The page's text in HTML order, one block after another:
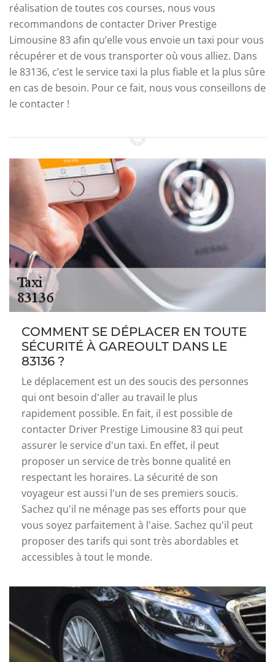
réalisation de toutes cos courses, nous vous
recommandons de contacter Driver Prestige
Limousine 83 afin qu’elle vous envoie un taxi pour vous
récupérer et de vous transporter où vous alliez. Dans
le 83136, c’est le service taxi la plus fiable et la plus sûre
en cas de besoin. Pour ce fait, nous vous conseillons de
le contacter !
COMMENT SE DÉPLACER EN TOUTE
SÉCURITÉ À GAREOULT DANS LE
83136 ?
Le déplacement est un des soucis des personnes
qui ont besoin d'aller au travail le plus
rapidement possible. En fait, il est possible de
contacter Driver Prestige Limousine 83 qui peut
assurer le service d'un taxi. En effet, il peut
proposer un service de très bonne qualité en
respectant les horaires. La sécurité de son
voyageur est aussi l'un de ses premiers soucis.
Sachez qu'il ne ménage pas ses efforts pour que
vous soyez parfaitement à l'aise. Sachez qu'il peut
proposer des tarifs qui sont très abordables et
accessibles à tout le monde.